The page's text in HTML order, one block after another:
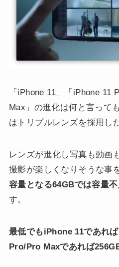
「iPhone 11」「iPhone 11
Max」の進化は何と言って
はトリプルレンズを採用し
レンズが進化し写真も動画
撮影が楽しくなりそうな事
容量となる64GBでは容量
す。
最低でもiPhone 11であれ
Pro/Pro Maxであれば